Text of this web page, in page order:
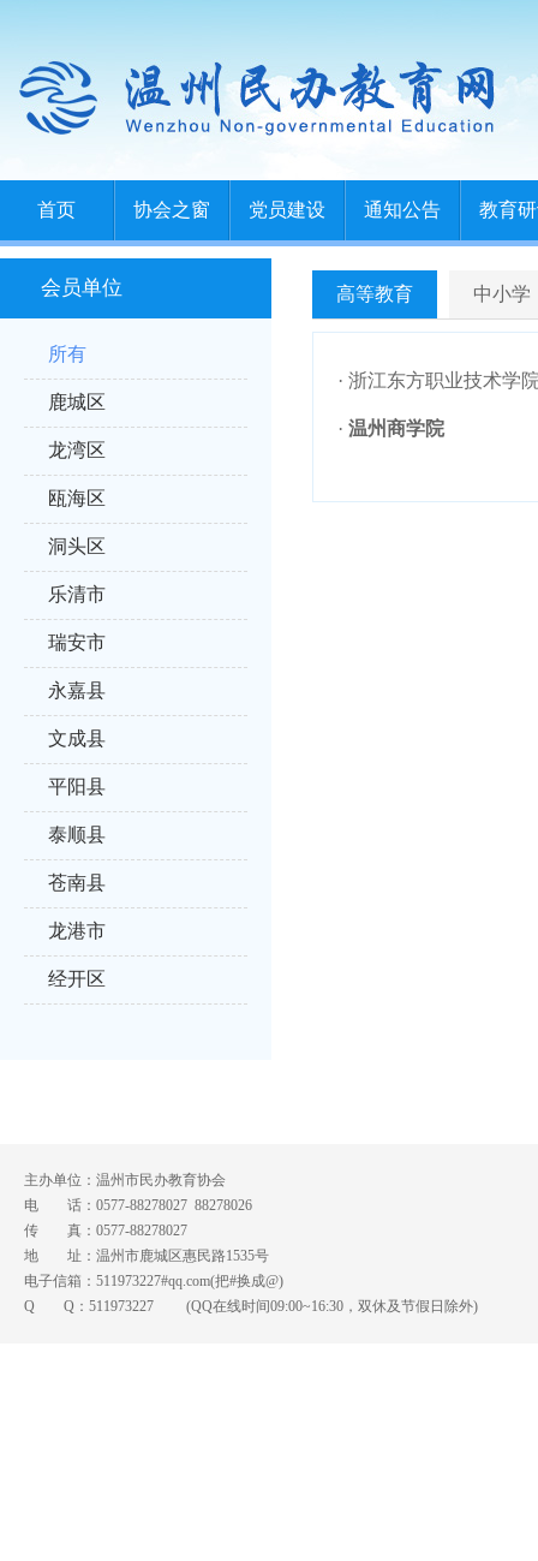
首页 协会之窗 党员建设 通知公告 教育
会员单位
所有
鹿城区
龙湾区
瓯海区
洞头区
乐清市
瑞安市
永嘉县
文成县
平阳县
泰顺县
苍南县
龙港市
经开区
高等教育 中小学
· 浙江东方职业技术学
· 温州商学院
主办单位：温州市民办教育协会
电 话：0577-88278027 88278026
传 真：0577-88278027
地 址：温州市鹿城区惠民路1535号
电子信箱：511973227#qq.com(把#换成@)
Q Q： 511973227 (QQ在线时间09:00~16:30，双休及节假日除外)